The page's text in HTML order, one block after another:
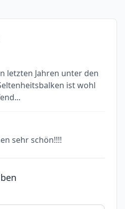
letzten Jahren unter den
ist wohl
sehr schön!!!!